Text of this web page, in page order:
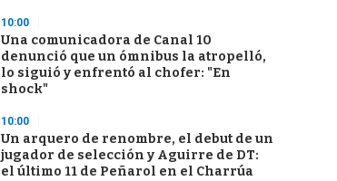
10:00
Una comunicadora de Canal 10
denunció que un ómnibus la atropelló,
lo siguió y enfrentó al chofer: "En
shock"
10:00
Un arquero de renombre, el debut de un
jugador de selección y Aguirre de DT:
el último 11 de Peñarol en el Charrúa